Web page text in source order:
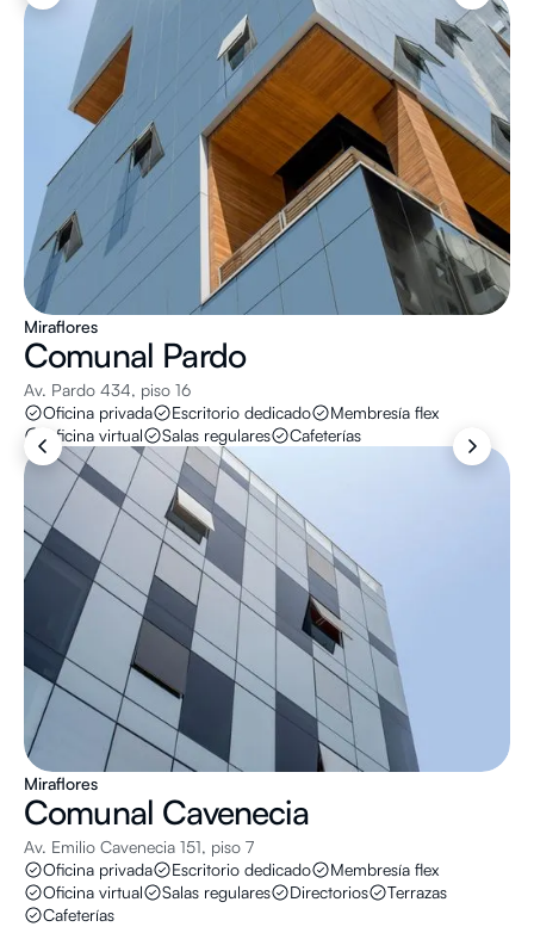
Miraflores
Comunal Pardo
Av. Pardo 434, piso 16
Oficina privada
Escritorio dedicado
Membresía flex
Oficina virtual
Salas regulares Cafeterías
Miraflores
Comunal Cavenecia
Av. Emilio Cavenecia 151, piso 7
Oficina privada
Escritorio dedicado
Membresía flex
Oficina virtual
Salas regulares Directorios
Terrazas
Cafeterías